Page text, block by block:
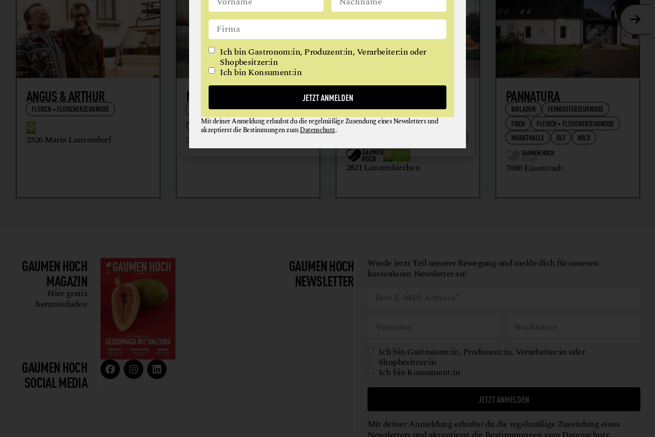
GETRÄNKE
GEWÜRZE
KAFFEE
MARKTHALLE
MEHL
MILCH + MILCHERZEUGNISSE
WORKSHOPS
WIEN
ANGUS & ARTHUR
FLEISCH + FLEISCHERZEUGNISSE
2326 Maria Lanzendorf
NIKOLAIHOF
3512 Mautern an der Donau
BIO-LANDWIRTSCHAFT
LILIENHOF
EIER + EIPRODUKTE
GEMÜSE
2821 Lanzenkirchen
PANNATURA
BIOLADEN
FEINKOSTERZEUGNISSE
FISCH
FLEISCH + FLEISCHERZEUGNISSE
MARKTHALLE
ÖLE WILD
7000 Eisenstadt
GAUMEN HOCH
MAGAZIN
Hier gratis
herunterladen
GAUMEN HOCH
SOCIAL MEDIA
GAUMEN HOCH
NEWSLETTER
Werde jetzt Teil unserer Bewegung und melde dich für unseren
kostenlosen Newsletter an!
Ich bin Gastronom:in, Produzent:in, Verarbeiter:in oder
Shopbesitzer:in
Ich bin Konsument:in
JETZT ANMELDEN
Mit deiner Anmeldung erlaubst du die regelmäßige Zusendung eines
Ich bin Gastronom:in, Produzent:in, Verarbeiter:in oder
Shopbesitzer:in
Ich bin Konsument:in
JETZT ANMELDEN
Mit deiner Anmeldung erlaubst du die regelmäßige Zusendung eines Newsletters und
akzeptierst die Bestimmungen zumDatenschutz.